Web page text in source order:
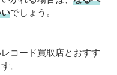
でしょう。
コード買取店とおすす
。